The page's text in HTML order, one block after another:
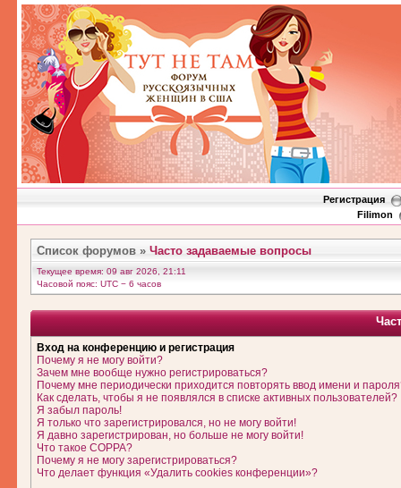
Регистрация
Filimon
Список форумов » Часто задаваемые вопросы
Текущее время: 09 авг 2026, 21:11
Часовой пояс: UTC − 6 часов
Вход на конференцию и регистрация
Почему я не могу войти?
Зачем мне вообще нужно регистрироваться?
Почему мне периодически приходится повторять ввод имени и
Как сделать, чтобы я не появлялся в списке активных пользователей?
Я забыл пароль!
Я только что зарегистрировался, но не могу войти!
Я давно зарегистрирован, но больше не могу войти!
Что такое COPPA?
Почему я не могу зарегистрироваться?
Что делает функция «Удалить cookies конференции»?